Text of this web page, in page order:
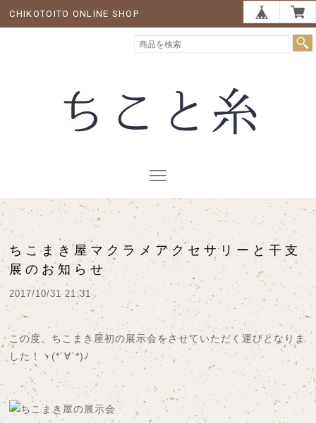
CHIKOTOITO ONLINE SHOP
ちこまき屋マクラメアクセサリーと干支
展のお知らせ
2017/10/31 21:31
この度、ちこまき屋初の展示会をさせていただく運びとなりま
した！ヽ(*´∀`*)ﾉ